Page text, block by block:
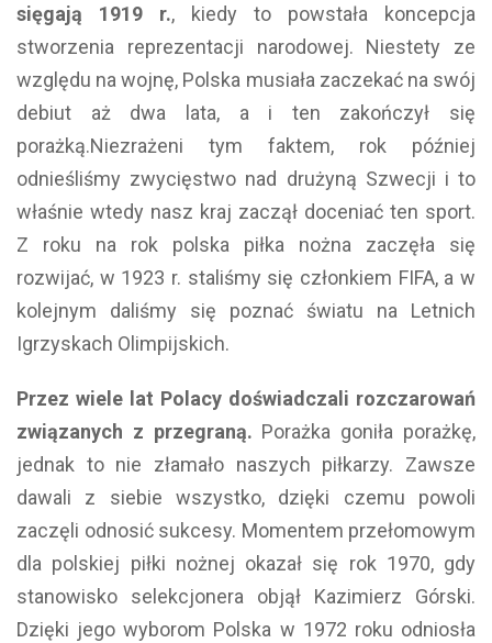
sięgają 1919 r., kiedy to powstała koncepcja
stworzenia reprezentacji narodowej. Niestety ze
względu na wojnę, Polska musiała zaczekać na swój
debiut aż dwa lata, a i ten zakończył się
porażką.Niezrażeni tym faktem, rok później
odnieśliśmy zwycięstwo nad drużyną Szwecji i to
właśnie wtedy nasz kraj zaczął doceniać ten sport.
Z roku na rok polska piłka nożna zaczęła się
rozwijać, w 1923 r. staliśmy się członkiem FIFA, a w
kolejnym daliśmy się poznać światu na Letnich
Igrzyskach Olimpijskich.
Przez wiele lat Polacy doświadczali rozczarowań
związanych z przegraną. Porażka goniła porażkę,
jednak to nie złamało naszych piłkarzy. Zawsze
dawali z siebie wszystko, dzięki czemu powoli
zaczęli odnosić sukcesy. Momentem przełomowym
dla polskiej piłki nożnej okazał się rok 1970, gdy
stanowisko selekcjonera objął Kazimierz Górski.
Dzięki jego wyborom Polska w 1972 roku odniosła